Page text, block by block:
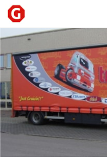
Home Nieuws